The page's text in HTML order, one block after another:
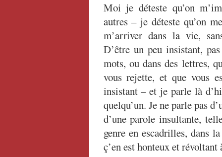
Moi je déteste qu’on
autres – je déteste qu’on
m’arriver dans la vie,
D’être un peu insistant,
mots, ou dans des lettres,
vous rejette, et que vous
insistant – et je parle là
quelqu’un. Je ne parle pas
d’une parole insultante,
genre en escadrilles, dans
ç’en est honteux et